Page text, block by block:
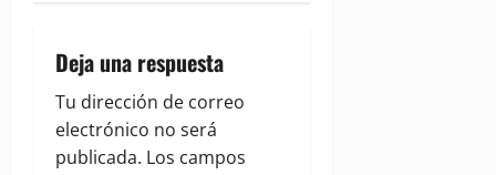
i
g
a
Deja una respuesta
Tu dirección de correo
electrónico no será
publicada. Los campos